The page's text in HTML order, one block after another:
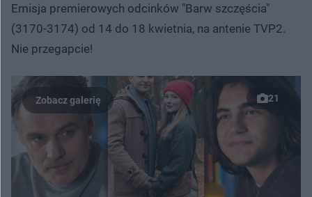
Emisja premierowych odcinków "Barw szczęścia"
(3170-3174) od 14 do 18 kwietnia, na antenie TVP2.
Nie przegapcie!
21